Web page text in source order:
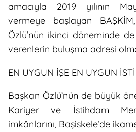
amacıyla 2019 yılının
vermeye başlayan
Özlü’nün ikinci döneminde
verenlerin buluşma adresi
EN UYGUN İŞE EN UYGUN
Başkan Özlü’nün de büyük
Kariyer ve İstihdam
imkânlarını, Başiskele’de